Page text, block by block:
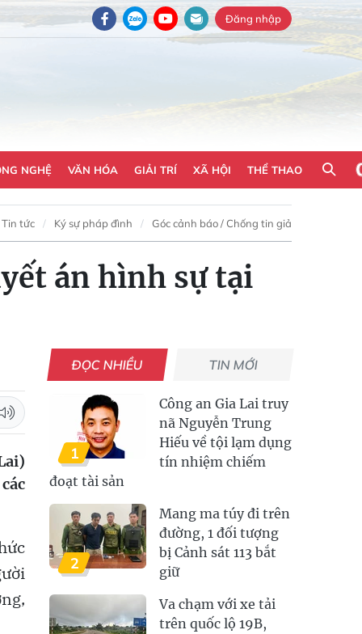
Đăng nhập
NGHỆ VĂN HÓA GIẢI TRÍ XÃ HỘI THỂ THAO
Tin tức Ký sự pháp đình Góc cảnh báo / Chống tin giả
án hình sự tại
ĐỌC NHIỀU TIN MỚI
1
Công an Gia Lai truy
nã Nguyễn Trung
Hiếu về tội lạm dụng
tín nhiệm chiếm
đoạt tài sản
2
Mang ma túy đi trên
đường, 1 đối tượng
bị Cảnh sát 113 bắt
giữ
Va chạm với xe tải
trên quốc lộ 19B,